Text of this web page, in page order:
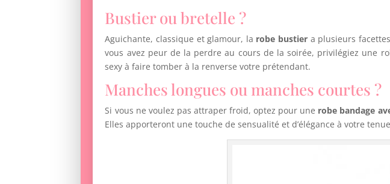
Bustier ou bretelle ?
Aguichante, classique et glamour, la robe bustiera plusieurs
vous avez peur de la perdre au cours de la soirée, privilégiez une
sexy à faire tomber à la renverse votre prétendant.
Manches longues ou manches courtes ?
Si vous ne voulez pas attraper froid, optez pour une robe bandage
Elles apporteront une touche de sensualité et d’élégance à votre